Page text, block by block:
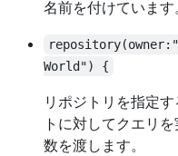
名前を付けています
World") {
リポジトリを指定す
トに対してクエリを
数を渡します。